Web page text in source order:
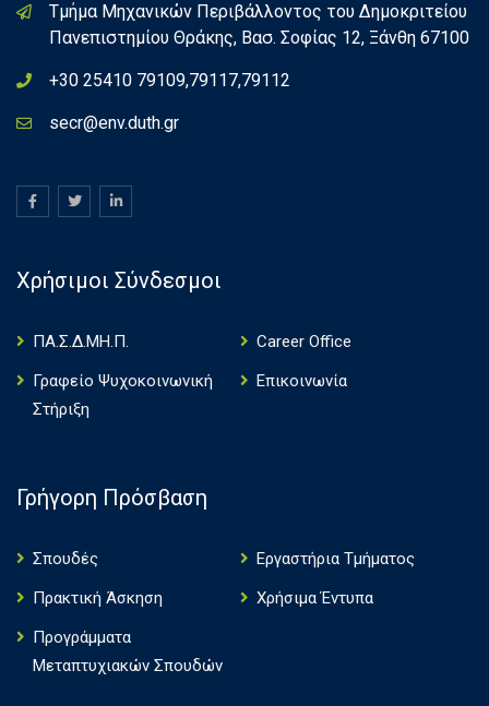
Τμήμα Μηχανικών Περιβάλλοντος του Δημοκριτείου
Πανεπιστημίου Θράκης, Βασ. Σοφίας 12, Ξάνθη 67100
+30 25410 79109,79117,79112
secr@env.duth.gr
Χρήσιμοι Σύνδεσμοι
ΠΑ.Σ.Δ.ΜΗ.Π.
Career Office
Γραφείο Ψυχοκοινωνική
Στήριξη
Επικοινωνία
Γρήγορη Πρόσβαση
Σπουδές
Εργαστήρια Τμήματος
Πρακτική Άσκηση
Χρήσιμα Έντυπα
Πρoγράμματα
Μεταπτυχιακών Σπουδών